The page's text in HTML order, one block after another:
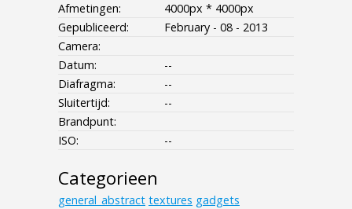
Afmetingen:
4000px * 4000px
Gepubliceerd:
February - 08 - 2013
Camera:
Datum:
--
Diafragma:
--
Sluitertijd:
--
Brandpunt:
ISO:
--
Categorieen
general_abstract textures gadgets